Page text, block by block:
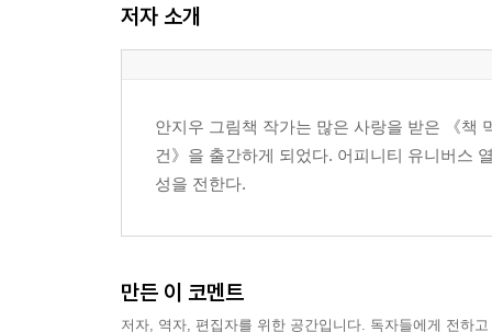
저자 소개
안지우 그림책 작가는 많은 사랑을 받은 《책
건》을 출간하게 되었다. 어피니티 유니버스
성을 전한다.
만든 이 코멘트
저자, 역자, 편집자를 위한 공간입니다. 독자들에게 전하